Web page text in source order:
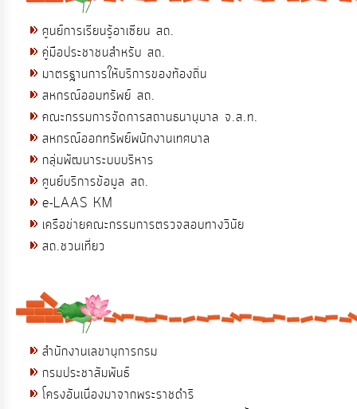
ศูนย์การเรียนรู้อาเซียน สถ.
คู่มือประชาชนสำหรับ สถ.
มาตรฐานการให้บริการของท้องถิ่น
สหกรณ์ออมทรัพย์ สถ.
คณะกรรมการจัดการสถานธนานุบาล จ.ส.ท.
สหกรณ์ออกทรัพย์พนักงานเทศบาล
กลุ่มพัฒนาระบบบริหาร
ศูนย์บริการข้อมูล สถ.
e-LAAS KM
เครือข่ายคณะกรรมการตรวจสอบทางวินัย
สถ.ชวนเที่ยว
สำนักงานเลขานุการกรม
กรมประชาสัมพันธ์
โครงอันเนื่องมาจากพระราชดำริ